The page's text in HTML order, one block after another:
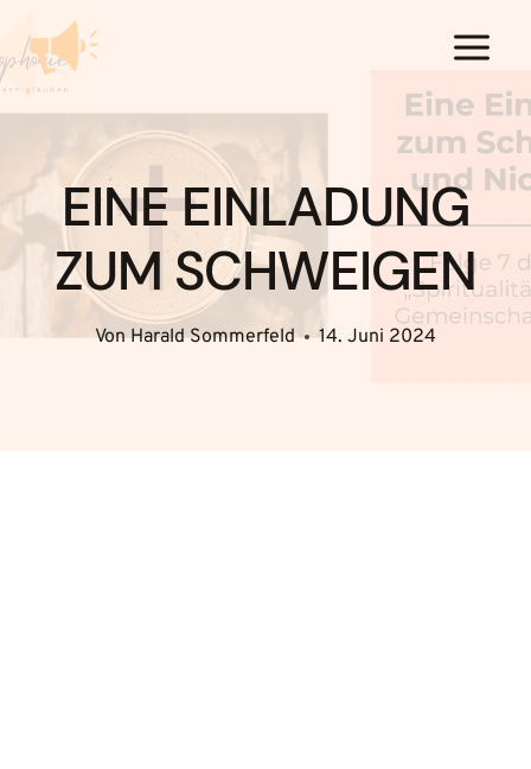
Inhalt
springen
EINE EINLADUNG
ZUM SCHWEIGEN
VonHarald Sommerfeld 14. Juni 2024